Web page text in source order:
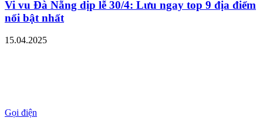
Vi vu Đà Nẵng dịp lễ 30/4: Lưu ngay top 9 địa điểm
nổi bật nhất
15.04.2025
Gọi điện